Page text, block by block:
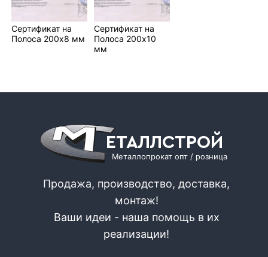
Сертификат на
Полоса 200х8 мм
Сертификат на
Полоса 200х10
мм
ЕТАЛЛСТРОЙ
Металлопрокат опт / розница
Продажа, производство, доставка,
монтаж!
Ваши идеи - наша помощь в их
реализации!